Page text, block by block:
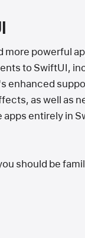
powerful
to SwiftUI,
enhanced
as well as
entirely in
should be